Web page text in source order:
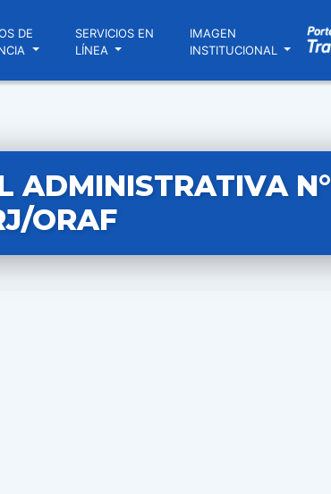
DE
SERVICIOS EN
LÍNEA
IMAGEN
INSTITUCIONAL
ADMINISTRATIVA N°
ORAF